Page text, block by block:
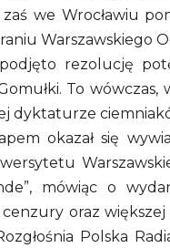
zaś we Wrocławiu
Warszawskiego
rezolucję
Gomułki. To
dyktaturze
okazał się
mówiąc o
oraz
Polska